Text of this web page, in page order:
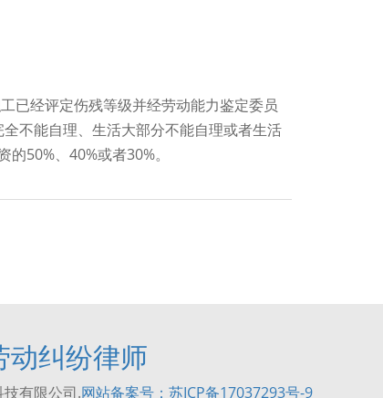
已经评定伤残等级并经劳动能力鉴定委员
不能自理、生活大部分不能自理或者生活
50%、40%或者30%。
动纠纷律师
有限公司.网站备案号：苏ICP备17037293号-9